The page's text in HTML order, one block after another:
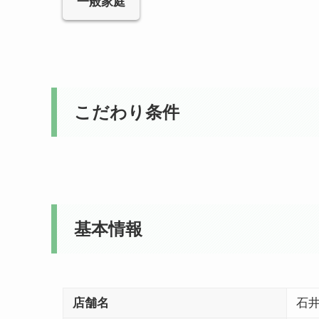
こだわり条件
基本情報
店舗名 石